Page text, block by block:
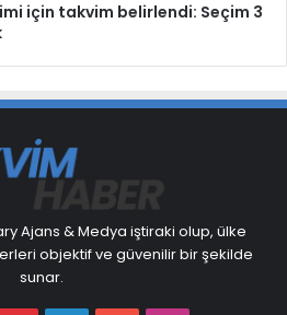
için takvim belirlendi: Seçim 3
Ajans & Medya iştiraki olup, ülke
objektif ve güvenilir bir şekilde
sunar.